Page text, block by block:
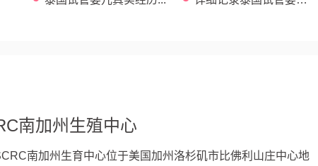
南加州生殖中心
南加州生育中心位于美国加州洛杉矶市比佛利山庄中心地